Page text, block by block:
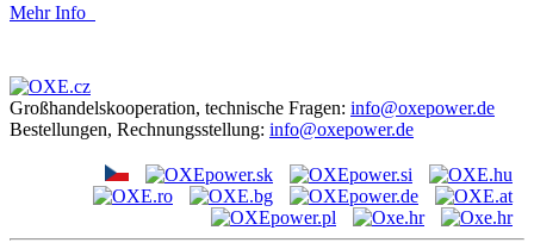
Mehr Info
Großhandelskooperation, technische Fragen: info@oxepower.de
Bestellungen, Rechnungsstellung: info@oxepower.de